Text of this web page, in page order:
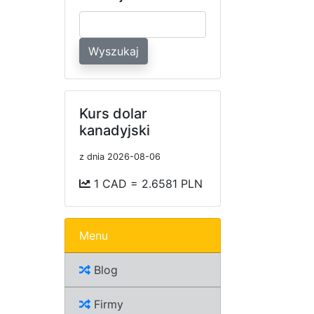
Wyszukaj
Kurs dolar
kanadyjski
z dnia 2026-08-06
1 CAD = 2.6581 PLN
Menu
Blog
Firmy